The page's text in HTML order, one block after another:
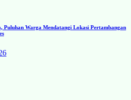
Puluhan Warga Mendatangi Lokasi Pertambangan